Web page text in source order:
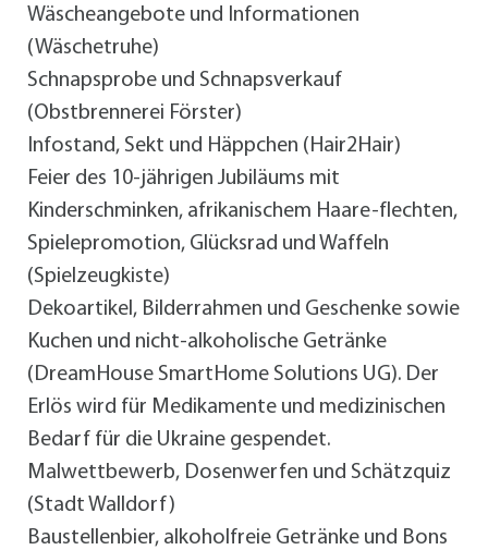
Wäscheangebote und Informationen
(Wäschetruhe)
Schnapsprobe und Schnapsverkauf
(Obstbrennerei Förster)
Infostand, Sekt und Häppchen (Hair2Hair)
Feier des 10-jährigen Jubiläums mit
Kinderschminken, afrikanischem Haare-flechten,
Spielepromotion, Glücksrad und Waffeln
(Spielzeugkiste)
Dekoartikel, Bilderrahmen und Geschenke sowie
Kuchen und nicht-alkoholische Getränke
(DreamHouse SmartHome Solutions UG). Der
Erlös wird für Medikamente und medizinischen
Bedarf für die Ukraine gespendet.
Malwettbewerb, Dosenwerfen und Schätzquiz
(Stadt Walldorf)
Baustellenbier, alkoholfreie Getränke und Bons